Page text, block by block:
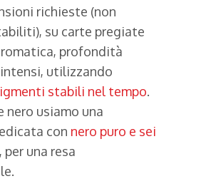
richieste (non
su carte pregiate
profondità
utilizzando
stabili nel tempo.
nero usiamo una
con nero puro e sei
, per una resa